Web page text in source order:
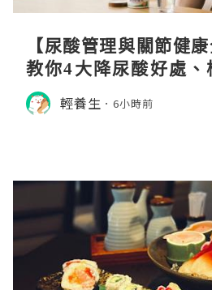
【尿酸管理與關節健
教你4大降尿酸好處
飲食調理秘訣
輕養生 6小時前